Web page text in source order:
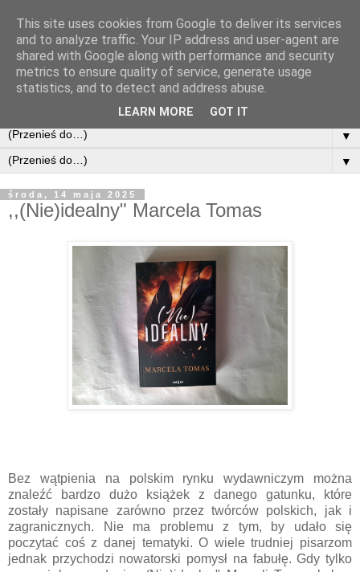
▼
▼
środa, 14 maja 2025
,,(Nie)idealny" Marcela Tomas
Bez wątpienia na polskim rynku wydawniczym można
znaleźć bardzo dużo książek z danego gatunku, które
zostały napisane zarówno przez twórców polskich, jak i
zagranicznych. Nie ma problemu z tym, by udało się
poczytać coś z danej tematyki. O wiele trudniej pisarzom
jednak przychodzi nowatorski pomysł na fabułę. Gdy tylko
This site uses cookies from Google to deliver its services
and to analyze traffic. Your IP address and user-agent are
shared with Google along with performance and security
metrics to ensure quality of service, generate usage
statistics, and to detect and address abuse.
LEARN MORE GOT IT